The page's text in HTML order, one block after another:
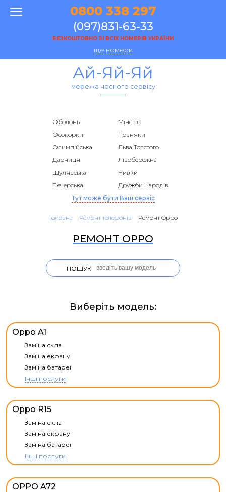
0800 338 297
(097)831-63-33
БЕЗКОШТОВНО ЗІ ВСІХ НОМЕРІВ УКРАЇНИ
ще номери
Ай-Яй-Яй
мережа чесного сервісу
Оболонь
Мінська
Осокорки
Позняки
Олимпійська
Льва Толстого
Дарниця
Лівобережна
Шулявська
Нивки
Печерська
Дружби Народів
Тут може бути Ваш сервіс
Головна Ремонт телефонів Ремонт Oppo
РЕМОНТ OPPO
ПОШУК
Виберіть модель:
Oppo A1
Заміна скла
Заміна екрану
Заміна батареї
Інші послуги
Oppo R15
Заміна скла
Заміна екрану
Заміна батареї
Інші послуги
OPPO A72